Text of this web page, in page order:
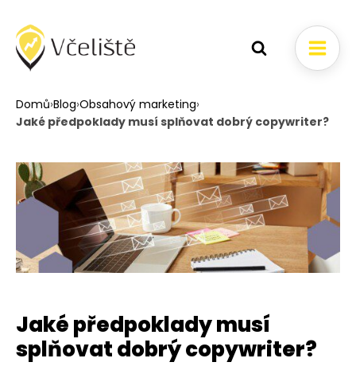
Domů›Blog›Obsahový marketing›
Jaké předpoklady musí splňovat dobrý copywriter?
Jaké předpoklady musí
splňovat dobrý copywriter?